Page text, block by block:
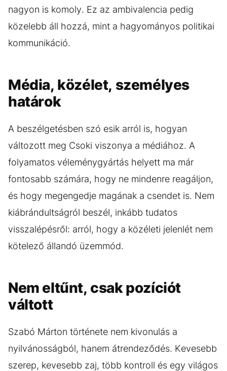
nagyon is komoly. Ez az ambivalencia pedig
közelebb áll hozzá, mint a hagyományos politikai
kommunikáció.
Média, közélet, személyes
határok
A beszélgetésben szó esik arról is, hogyan
változott meg Csoki viszonya a médiához. A
folyamatos véleménygyártás helyett ma már
fontosabb számára, hogy ne mindenre reagáljon,
és hogy megengedje magának a csendet is. Nem
kiábrándultságról beszél, inkább tudatos
visszalépésről: arról, hogy a közéleti jelenlét nem
kötelező állandó üzemmód.
Nem eltűnt, csak pozíciót
váltott
Szabó Márton története nem kivonulás a
nyilvánosságból, hanem átrendeződés. Kevesebb
szerep, kevesebb zaj, több kontroll és egy világos